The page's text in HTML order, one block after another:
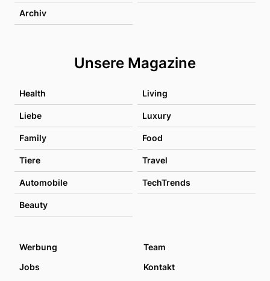
Archiv
Unsere Magazine
Health Living
Liebe Luxury
Family Food
Tiere Travel
Automobile TechTrends
Beauty
Werbung
Team
Jobs
Kontakt